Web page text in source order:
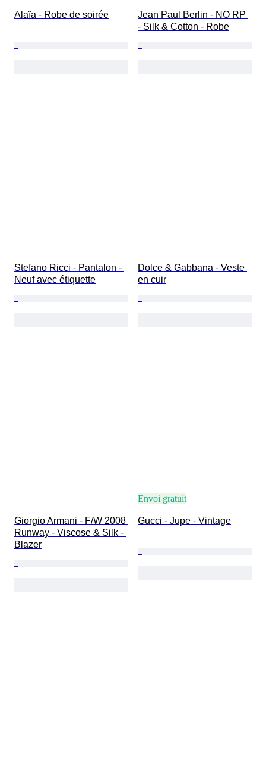
Alaïa - Robe de soirée
Jean Paul Berlin - NO RP
- Silk & Cotton - Robe
Stefano Ricci - Pantalon -
Neuf avec étiquette
Dolce & Gabbana - Veste
en cuir
Giorgio Armani - F/W 2008
Runway - Viscose & Silk -
Blazer
Envoi gratuit
Gucci - Jupe - Vintage